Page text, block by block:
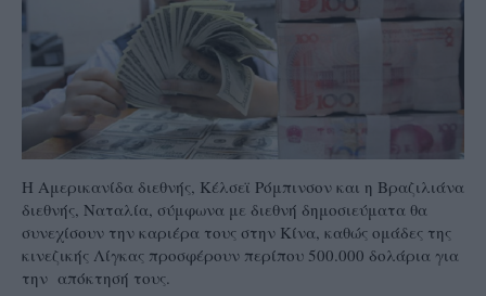
Η Αμερικανίδα διεθνής, Κέλσεϊ Ρόμπινσον και η Βραζιλιάνα
διεθνής, Ναταλία, σύμφωνα με διεθνή δημοσιεύματα θα
συνεχίσουν την καριέρα τους στην Κίνα, καθώς ομάδες της
κινεζικής Λίγκας προσφέρουν περίπου 500.000 δολάρια για
την απόκτησή τους.